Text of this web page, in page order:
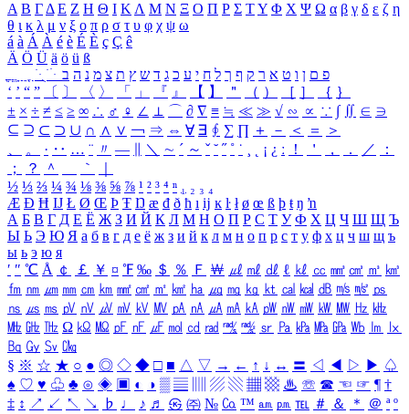
Α Β ΓΔ Ε Ζ Η Θ Ι ΚΛ Μ Ν Ξ Ο Π Ρ Σ ΤΥ Φ Χ Ψ Ω α β γ δ ε ζ η
θ ι κ λ μ ν ξ ο π ρ σ τ υ φ χ ψ ω
á à Á À é è É È ç Ç ê
Ä Ö Ü ä ö ü ß
ִֶֹ ֻּ ׁׂ פ ם ן ו ט א ר ק ף ך ל ח י ע כ ג ד ש ץ ת צ מ נ ה ב
‘ ’ “ ” 〔 〕 〈 〉 「 」 『 』 【 】 ＂ （ ） ［ ］ ｛ ｝
± × ÷ ≠ ≤ ≥ ∞ ∴ ♂ ♀ ∠ ⊥ ⌒ ∂ ∇ ≡ ≒ ≪ ≫ √ ∽ ∝ ∵ ∫ ∬ ∈ ∋
⊆ ⊇ ⊂ ⊃ ∪ ∩ ∧ ∨ ￢ ⇒ ⇔ ∀ ∃ ∮ ∑ ∏ ＋ － ＜ ＝
＞
、
。 · ‥ … ¨ 〃 ― ＼ ∼ ´ ～ ˇ ˘ ˝ ˚ ˙ ¸ ¡ ¿ ː ！ ＇ ， ． ／
：
；
？ ＾ ｀
½ ⅓ ⅔ ¼ ¾ ⅛ ⅜ ⅝ ⅞ ¹ ² ³ ⁴ ⁿ ₁ ₂ ₃ ₄
Æ Ð Ħ Ĳ Ł Ø Œ Þ Ŧ Ŋ æ đ ð ħ ı ĳ ĸ ŀ ł ø œ ß þ ŧ ŋ ŉ
А Б В Г Д Е Ё Ж З И Й К Л М Н О П Р С Т У Ф Х Ц Ч Ш Щ Ъ
Ы Ь Э Ю Я а б в г д е ё ж з и й к л м н о п р с т у ф х ц ч ш щ ъ
ы ь э ю я
′ ″ ℃ Å ￠ ￡ ￥ ¤ ℉ ‰ ＄ ％ Ｆ ￦ ㎕ ㎖ ㎗ ℓ ㎘ ㏄ ㎣ ㎤ ㎥ ㎦
㎙ ㎚ ㎛ ㎜ ㎝ ㎞ ㎟ ㎠ ㎡ ㎢ ㏊ ㎍ ㎎ ㎏ ㏏ ㎈ ㎉ ㏈ ㎧ ㎨ ㎰
㎱ ㎲ ㎳ ㎴ ㎵ ㎶ ㎷ ㎸ ㎹ ㎀ ㎁ ㎂ ㎃ ㎄ ㎺ ㎻ ㎽ ㎾ ㎿ ㎐ ㎑
㎒ ㎓ ㎔ Ω ㏀ ㏁ ㎊ ㎋ ㎌ ㏖ ㏅ ㎭ ㎮ ㎯ ㏛ ㎩ ㎪ ㎫ ㎬ ㏝ ㏐
㏓
㏃ ㏉ ㏜ ㏆
§ ※ ☆ ★ ○ ● ◎ ◇ ◆ □ ■ △ ▽ → ← ↑ ↓ ↔ 〓 ◁ ◀ ▷ ▶ ♤
♠ ♡ ♥ ♧ ♣ ⊙ ◈ ▣ ◐ ◑ ▒ ▤ ▨ ▧ ▦ ▩ ♨ ☏ ☎ ☜ ☞ ¶ †
‡ ↕ ↗ ↙ ↖ ↘ ♭ ♩ ♪ ♬ ㉿ ㈜ № ㏇ ™ ㏂ ㏘ ℡ ＃ ＆ ＊ ＠ ª º